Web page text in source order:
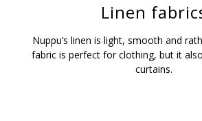
Linen
Nuppu’s linen is light, smooth and
fabric is perfect for clothing, but it
curtains.